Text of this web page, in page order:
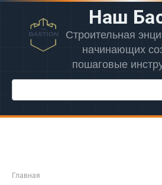
Перейти
контенту
Наш
Строительная
начинающих
пошаговые
Поиск:
Главная